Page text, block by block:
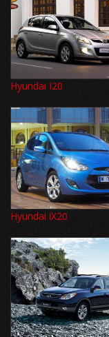
Hyundai I20
Hyundai iX20